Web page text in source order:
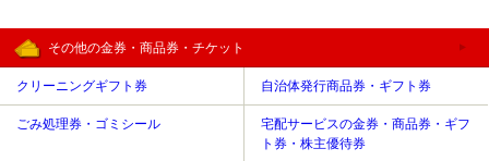
その他の金券・商品券・チケット
クリーニングギフト券 自治体発行商品券・ギフト券
ごみ処理券・ゴミシール
宅配サービスの金券・商品券・ギフ
ト券・株主優待券